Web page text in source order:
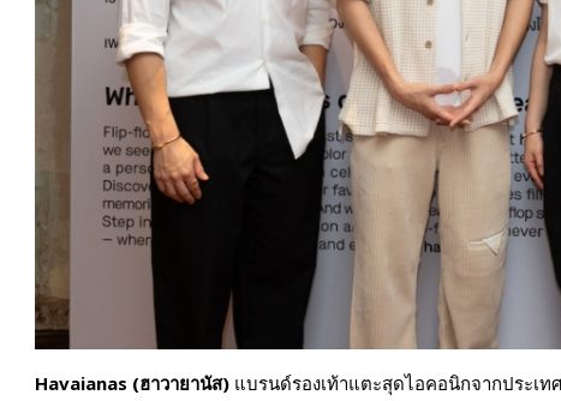
Havaianas (ฮาวายานัส) แบรนด์รองเท้าแตะสุดไอคอนิกจากประ